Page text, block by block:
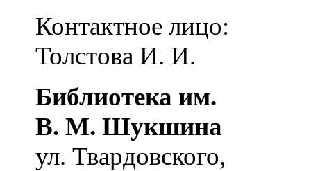
Контактное лицо:
Толстова И. И.
Библиотека им.
В. М. Шукшина
ул. Твардовского,